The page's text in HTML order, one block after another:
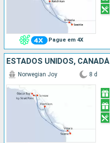
Pague em 4X
ESTADOS UNIDOS, CANADÁ
Norwegian Joy 8 d